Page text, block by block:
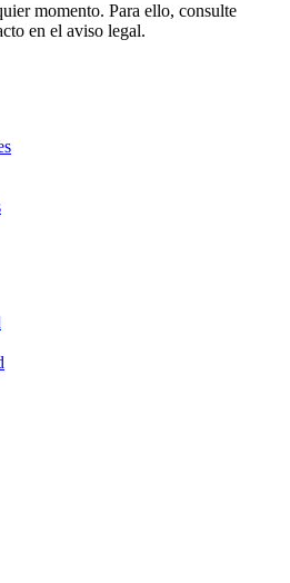
momento. Para ello, consulte
en el aviso legal.